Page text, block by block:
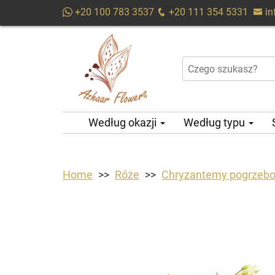
+20 100 783 3537 +20 111 354 5331
Według okazji Według typu
Home Róże Chryzantemy